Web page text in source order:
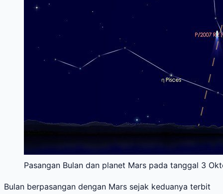
Pasangan Bulan dan planet Mars pada tanggal 3
Bulan berpasangan dengan Mars sejak keduanya terbit